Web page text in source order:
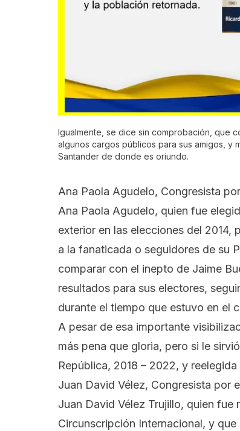
Igualmente, se dice sin comprobación, que
algunos cargos públicos para sus amigos,
Santander de donde es oriundo.
Ana Paola Agudelo, Congresista
Ana Paola Agudelo, quien fue
exterior en las elecciones del 2014,
a la fanaticada o seguidores de su
comparar con el inepto de Jaime
resultados para sus electores,
durante el tiempo que estuvo en el
A pesar de esa importante
más pena que gloria, pero si le
República, 2018 – 2022, y
Juan David Vélez, Congresista por
Juan David Vélez Trujillo, quien fue
Circunscripción Internacional, y